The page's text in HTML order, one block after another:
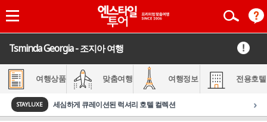
Tsminda Georgia - 조지아 여행
여행상품 맞춤여행 여행정보 전용호텔
STAYLUXE 세심하게 큐레이션된 럭셔리 호텔 컬렉션 ›